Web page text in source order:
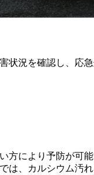
況を確認し、応
により予防が可
、カルシウム汚れ